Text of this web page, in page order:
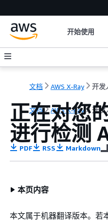
开始使用
文档 AWS X-Ray 开发
文档 AWS X-Ray 开发
正在对您
进行检测
PDF RSS Markdown
本页内容
本文属于机器翻译版本。若